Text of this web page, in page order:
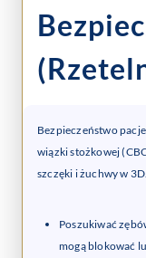
Bezpieczeństwo
wiązki stożkowej
szczęki i żuchwy w
Poszukiwać
mogą blokować